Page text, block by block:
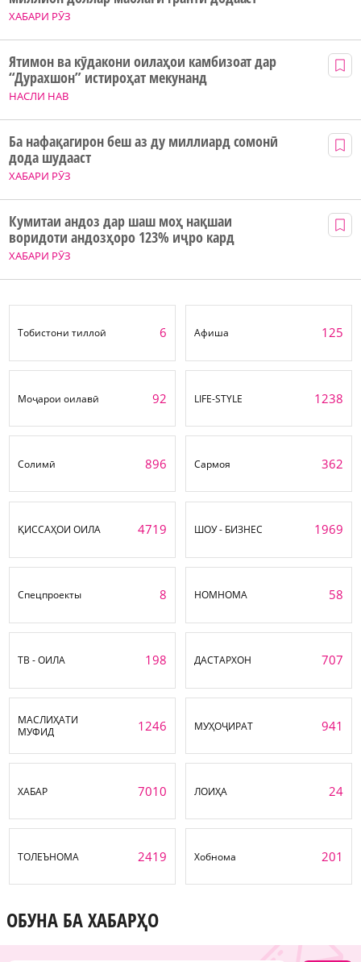
ХАБАРИ РӮЗ
НАСЛИ НАВ
Ятимон ва кӯдакони оилаҳои камбизоат дар
“Дурахшон” истироҳат мекунанд
ХАБАРИ РӮЗ
Ба нафақагирон беш аз ду миллиард сомонӣ
дода шудааст
ХАБАРИ РӮЗ
Кумитаи андоз дар шаш моҳ нақшаи
воридоти андозҳоро 123% иҷро кард
Тобистони тиллоӣ 6 Афиша 125
Моҷарои оилавӣ 92 LIFE-STYLE 1238
Солимӣ 896 Сармоя 362
ҚИССАҲОИ ОИЛА 4719 ШОУ - БИЗНЕС 1969
Спецпроекты 8 НОМНОМА 58
ТВ - ОИЛА 198 ДАСТАРХОН 707
МАСЛИҲАТИ
МУФИД
1246 МУҲОҶИРАТ 941
ХАБАР 7010 ЛОИҲА 24
ТОЛЕЪНОМА 2419 Хобнома 201
ОБУНА БА ХАБАРҲО